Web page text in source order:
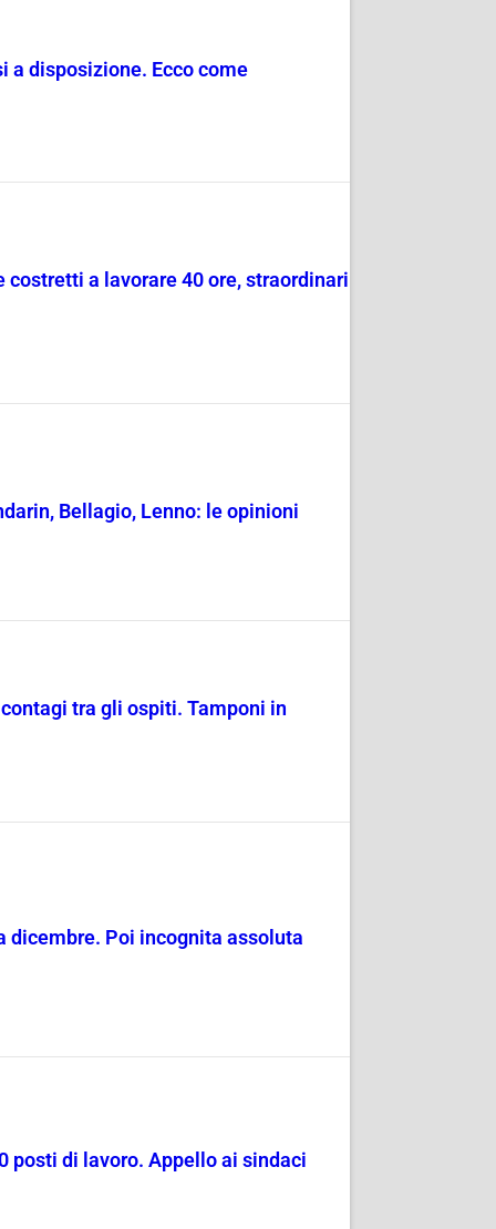
a disposizione. Ecco come
a lavorare 40 ore, straordinari
Bellagio, Lenno: le opinioni
tra gli ospiti. Tamponi in
dicembre. Poi incognita assoluta
posti di lavoro. Appello ai sindaci